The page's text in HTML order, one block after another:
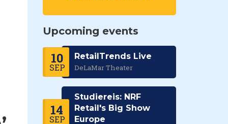
Upcoming events
10
SEP
RetailTrends Live
DeLaMar Theater
14
SEP
Studiereis: NRF
Retail's Big Show
Europe